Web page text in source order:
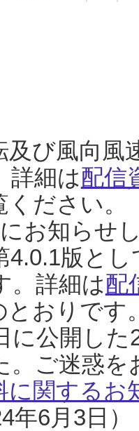
及び風向風
詳細は配信
ください。
お知らせ
4.0.1版と
。詳細は配
とおりです
に公開し
。ご迷惑
に関するお
年6月3日）